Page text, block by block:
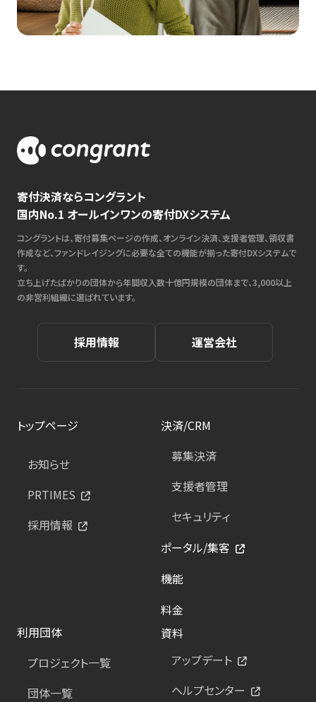
寄付決済ならコングラント
国内No.1 オールインワンの寄付DXシステム
コングラントは、寄付募集ページの作成、オンライン決済、支援者管理、領収書
作成など、ファンドレイジングに必要な全ての機能が揃った寄付DXシステムで
す。
立ち上げたばかりの団体から年間収入数十億円規模の団体まで、3,000以上
の非営利組織に選ばれています。
採用情報 運営会社
トップページ
お知らせ
PRTIMES
採用情報
決済/CRM
募集決済
支援者管理
セキュリティ
ポータル/集客
機能
料金
利用団体
プロジェクト一覧
団体一覧
資料
アップデート
ヘルプセンター